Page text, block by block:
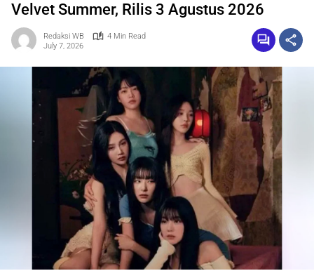
Velvet Summer, Rilis 3 Agustus 2026
Redaksi WB
4 Min Read
July 7, 2026